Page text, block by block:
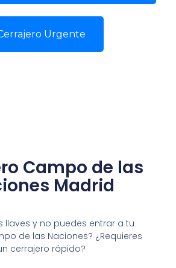
Urgente
Campo de las
Madrid
llaves y no puedes entrar a tu
de las Naciones? ¿Requieres
cerrajero rápido?